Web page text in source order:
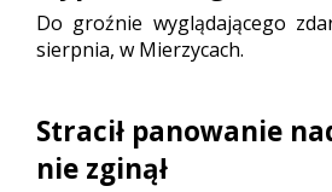
Do groźnie wyglądającego
sierpnia, w Mierzycach.
Stracił panowanie
nie zginął